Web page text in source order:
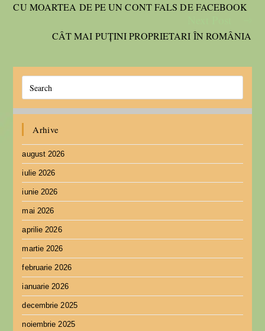
CU MOARTEA DE PE UN CONT FALS DE FACEBOOK
CÂT MAI PUȚINI PROPRIETARI ÎN ROMÂNIA
Arhive
august 2026
iulie 2026
iunie 2026
mai 2026
aprilie 2026
martie 2026
februarie 2026
ianuarie 2026
decembrie 2025
noiembrie 2025